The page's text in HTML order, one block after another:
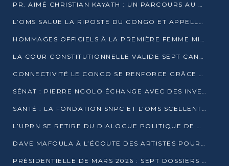
PR. AIMÉ CHRISTIAN KAYATH : UN PARCOURS AU SERVICE DE LA RECHERCHE ET DE L’INNOVATION
L’OMS SALUE LA RIPOSTE DU CONGO ET APPELLE À DES RÉFORMES DURABLES
HOMMAGES OFFICIELS À LA PREMIÈRE FEMME MINISTRE DU CONGO
LA COUR CONSTITUTIONNELLE VALIDE SEPT CANDIDATURES POUR LA PRÉSIDENTIELLE
CONNECTIVITÉ LE CONGO SE RENFORCE GRÂCE AU CÂBLE 2AFRICA
SÉNAT : PIERRE NGOLO ÉCHANGE AVEC DES INVESTISSEURS DU NUMÉRIQUE
SANTÉ : LA FONDATION SNPC ET L’OMS SCELLENT UN PARTENARIAT STRATÉGIQUE DE TROIS ANS
L’UPRN SE RETIRE DU DIALOGUE POLITIQUE DE DJAMBALA : TENSIONS DANS LE PRÉ-ÉLECTORAL CONGOLAIS
DAVE MAFOULA À L’ÉCOUTE DES ARTISTES POUR REDÉFINIR SA POLITIQUE CULTURELLE
PRÉSIDENTIELLE DE MARS 2026 : SEPT DOSSIERS DE CANDIDATURE ENREGISTRÉS À LA CLÔTURE DES DÉPÔTS